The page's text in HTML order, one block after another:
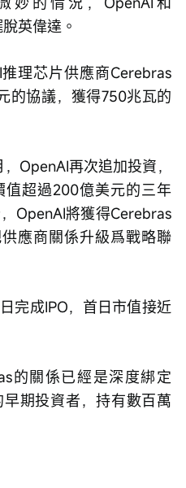
英偉達。
理芯片供應商Cerebras
的協議，獲得750兆瓦的
OpenAI再次追加投資，
值超過200億美元的三年
OpenAI將獲得Cerebras
應商關係升級爲戰略聯
完成IPO，首日市值接近
的關係已經是深度綁定
期投資者，持有數百萬